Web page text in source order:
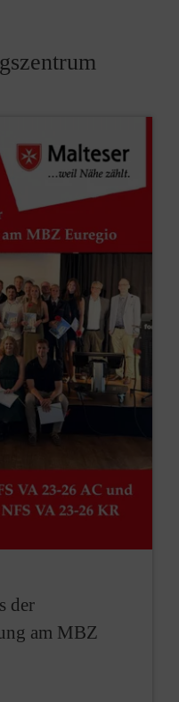
der
am MBZ